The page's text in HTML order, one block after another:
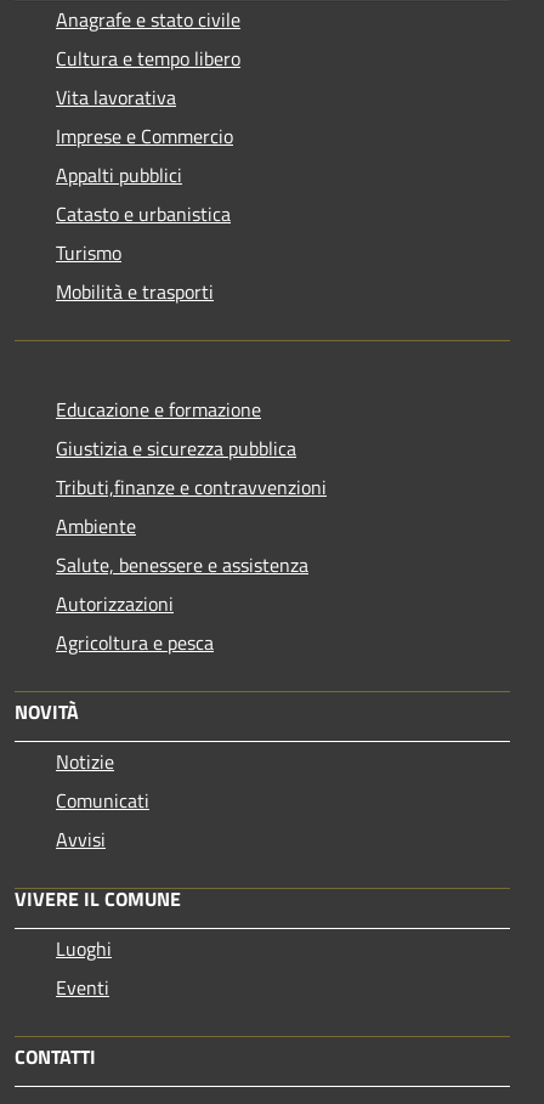
Anagrafe e stato civile
Cultura e tempo libero
Vita lavorativa
Imprese e Commercio
Appalti pubblici
Catasto e urbanistica
Turismo
Mobilità e trasporti
Educazione e formazione
Giustizia e sicurezza pubblica
Tributi,finanze e contravvenzioni
Ambiente
Salute, benessere e assistenza
Autorizzazioni
Agricoltura e pesca
NOVITÀ
Notizie
Comunicati
Avvisi
VIVERE IL COMUNE
Luoghi
Eventi
CONTATTI